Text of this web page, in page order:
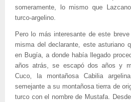
someramente, lo mismo que
turco-argelino.
Pero lo más interesante de este
misma del declarante, este asturiano
en Bugía, a donde había llegado
años atrás, se escapó dos años y
Cuco, la montañosa Cabilia
semejante a su montañosa tierra de
turco con el nombre de Mustafa.